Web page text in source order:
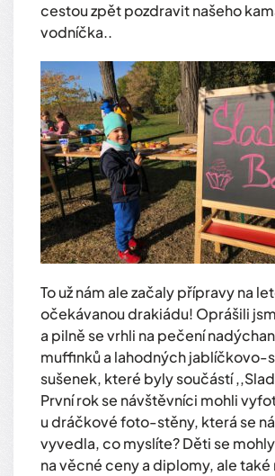
cestou zpět pozdravit našeho
vodníčka..
To už nám ale začaly přípravy na
očekávanou drakiádu! Oprášili
a pilně se vrhli na pečení
muffinků a lahodných jablíčkovo-
sušenek, které byly součástí
První rok se návštěvníci mohli
u dráčkové foto-stěny, která se
vyvedla, co myslíte? Děti se
na věcné ceny a diplomy, ale také